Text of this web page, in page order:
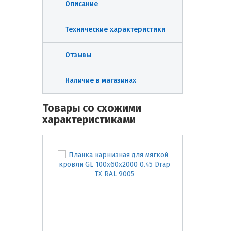
Описание
Технические характеристики
Отзывы
Наличие в магазинах
Товары со схожими
характеристиками